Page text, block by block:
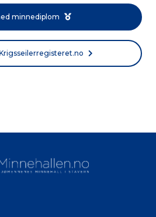
minnediplom